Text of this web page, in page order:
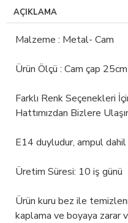
AÇIKLAMA
Malzeme : Metal- Cam
Ürün Ölçü : Cam çap 25cm
Farklı Renk Seçenekleri
Hattımızdan Bizlere
E14 duyludur, ampul
Üretim Süresi: 10 iş günü
Ürün kuru bez ile
kaplama ve boyaya zarar